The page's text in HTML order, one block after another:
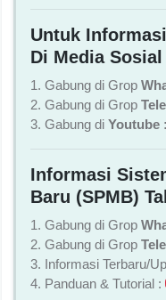
Untuk
Di Media
1. Gabung di Grop
2. Gabung di Grop
3. Gabung di Youtube :
Informasi
Baru (SPMB)
1. Gabung di Grop
2. Gabung di Grop
3. Informasi Terbaru/
4. Panduan & Tutorial :